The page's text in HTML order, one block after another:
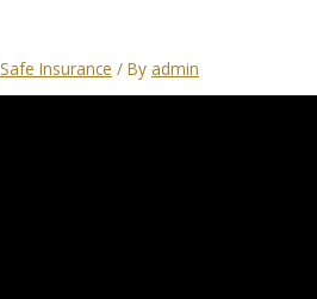
Insurance / Byadmin